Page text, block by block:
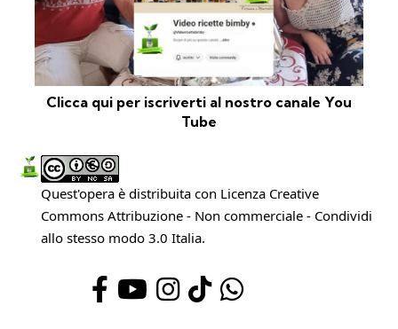
Clicca qui per iscriverti al nostro canale You
Tube
Quest'opera è distribuita con Licenza Creative
Commons Attribuzione - Non commerciale - Condividi
allo stesso modo 3.0 Italia.